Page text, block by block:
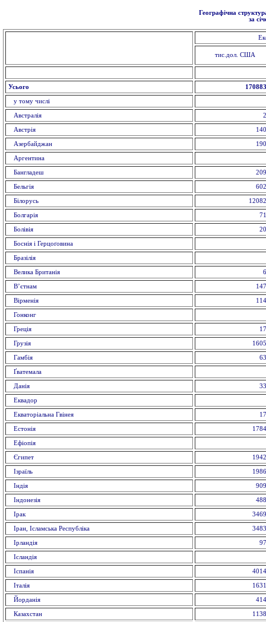
Географічна
за
тис.дол. США
Усього
у тому числі
Австралія
Австрія
Азербайджан
Аргентина
Бангладеш
Бельгія
Білорусь
Болгарія
Болівія
Боснія і Герцоґовина
Бразілія
Велика Британія
В’єтнам
Вірменія
Гонконг
Греція
Грузія
Гамбія
Ґватемала
Данія
Еквадор
Екваторіальна Гвінея
Естонія
Ефіопія
Єгипет
Ізраїль
Індія
Індонезія
Ірак
Іран, Ісламська Республіка
Ірландія
Ісландія
Іспанія
Італія
Йорданія
Казахстан